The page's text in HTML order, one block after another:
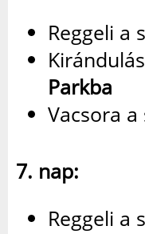
Reggeli a
Kirándulás
Parkba
Vacsora
7. nap:
Reggeli a